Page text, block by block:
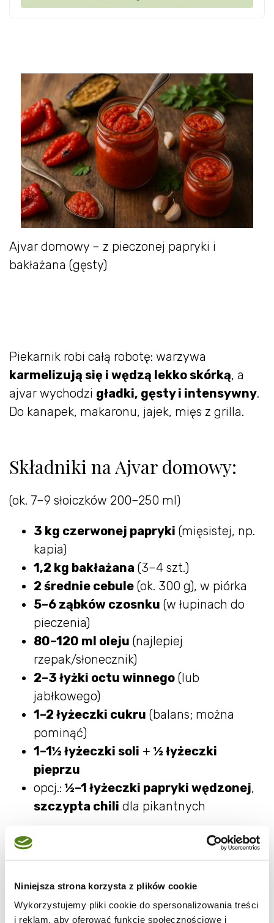
Niniejsza strona korzysta z plików cookie
Wykorzystujemy pliki cookie do spersonalizowania treści
i reklam, aby oferować funkcje społecznościowe i
Ajvar domowy – z pieczonej papryki i
bakłażana (gęsty)
Piekarnik robi całą robotę: warzywa
karmelizują się i wędzą lekko skórką, a
ajvar wychodzi gładki, gęsty i intensywny.
Do kanapek, makaronu, jajek, mięs z grilla.
Składniki na Ajvar domowy:
(ok. 7–9 słoiczków 200–250 ml)
3 kg czerwonej papryki (mięsistej, np.
kapia)
1,2 kg bakłażana (3–4 szt.)
2 średnie cebule (ok. 300 g), w piórka
5–6 ząbków czosnku (w łupinach do
pieczenia)
80–120 ml oleju (najlepiej
rzepak/słonecznik)
2–3 łyżki octu winnego (lub
jabłkowego)
1–2 łyżeczki cukru (balans; można
pominąć)
1–1½ łyżeczki soli + ½ łyżeczki
pieprzu
opcj.: ½–1 łyżeczki papryki wędzonej,
szczypta chili dla pikantnych
Słoiki: Piekarnik:220°C
Jak przygotować Ajvar